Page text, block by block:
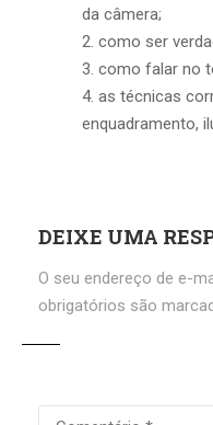
da câmera;
como ser
como falar no
as técnicas
enquadramento,
DEIXE UMA
O seu endereço de e-
obrigatórios são